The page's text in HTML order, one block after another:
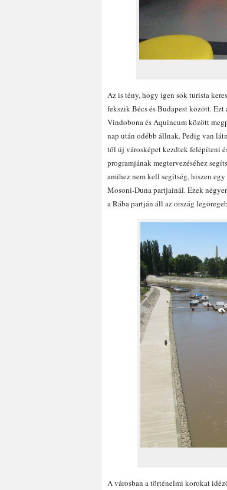
Az is tény, hogy igen sok turista
fekszik Bécs és Budapest között.
Vindobona és Aquincum között
nap után odébb állnak. Pedig van
től új városképet kezdtek felépíteni
programjának megtervezéséhez
amihez nem kell segítség, hiszen
Mosoni-Duna partjainál. Ezek
a Rába partján áll az ország
A városban a történelmi korokat